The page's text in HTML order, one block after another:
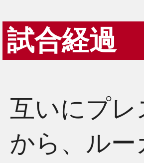
試合経過
互いにプ
から、ル